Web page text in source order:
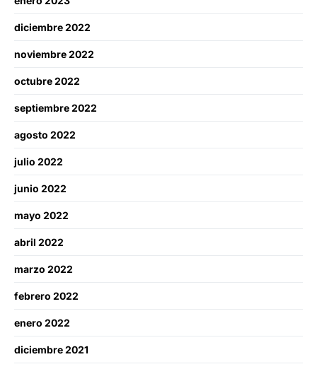
diciembre 2022
noviembre 2022
octubre 2022
septiembre 2022
agosto 2022
julio 2022
junio 2022
mayo 2022
abril 2022
marzo 2022
febrero 2022
enero 2022
diciembre 2021